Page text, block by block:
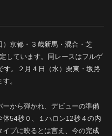
）京都・３歳新馬・混合・芝
しています。同レースはフルゲ
す。２月４日（水）栗東・坂路
。
から弾かれ、デビューの準備
54秒０、１ハロン12秒４の内
プに映るとは言え、今の完成